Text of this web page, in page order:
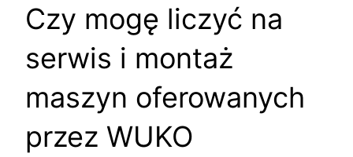
Czy mogę liczyć na
serwis i montaż
maszyn oferowanych
przez WUKO